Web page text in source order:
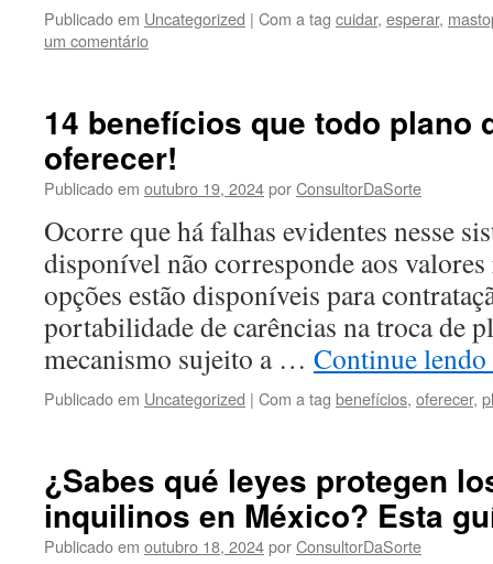
Publicado em Uncategorized | Com a tag cuidar, esperar,
um comentário
14 benefícios que todo plano
oferecer!
Publicado em outubro 19, 2024porConsultorDaSorte
Ocorre que há falhas evidentes nesse
disponível não corresponde aos valores
opções estão disponíveis para
portabilidade de carências na troca de
mecanismo sujeito a … Continue lendo
Publicado em Uncategorized | Com a tag benefícios, oferecer,
¿Sabes qué leyes protegen
inquilinos en México? Esta
Publicado em outubro 18, 2024porConsultorDaSorte